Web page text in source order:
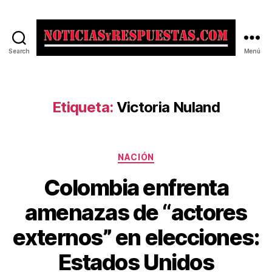
Search Menú
Etiqueta: Victoria Nuland
Categorías
NACIÓN
Colombia enfrenta
amenazas de “actores
externos” en elecciones:
Estados Unidos